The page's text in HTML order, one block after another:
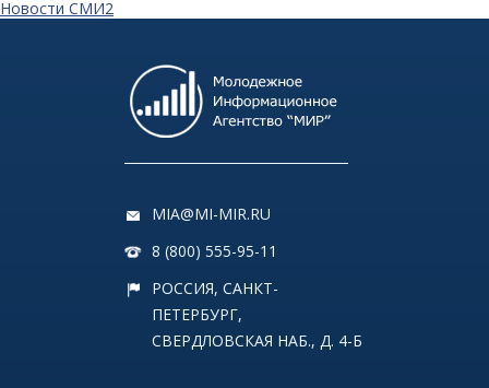
Новости СМИ2
MIA@MI-MIR.RU
8 (800) 555-95-11
РОССИЯ, САНКТ-
ПЕТЕРБУРГ,
СВЕРДЛОВСКАЯ НАБ., Д. 4-Б